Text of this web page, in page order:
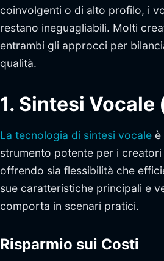
coinvolgenti o di alto profilo, i
restano ineguagliabili. Molti
entrambi gli approcci per
qualità.
1. Sintesi Vocale
La tecnologia di sintesi vocale è
strumento potente per i
offrendo sia flessibilità che
sue caratteristiche principali e
comporta in scenari pratici.
Risparmio sui Costi